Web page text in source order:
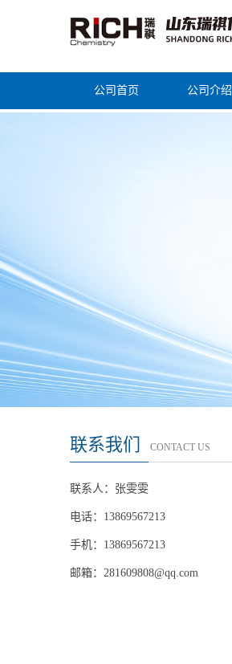
公司首页 公司介绍
联系我们 CONTACT US
联系人：张雯雯
电话：13869567213
手机：13869567213
邮箱： 281609808@qq.com